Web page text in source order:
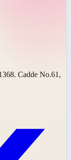
Cadde No.61,